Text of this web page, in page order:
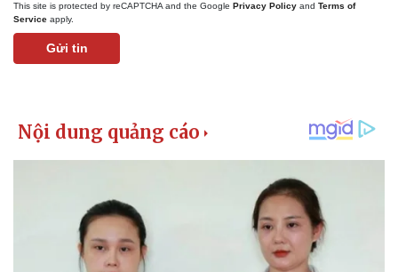
This site is protected by reCAPTCHA and the Google Privacy Policy and Terms of
Service apply.
Gửi tin